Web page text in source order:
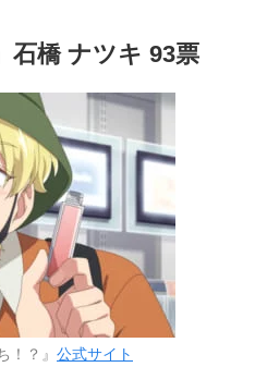
石橋 ナツキ 93票
！？』 公式サイト